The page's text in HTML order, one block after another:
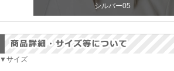
シルバー05
▼サイズ